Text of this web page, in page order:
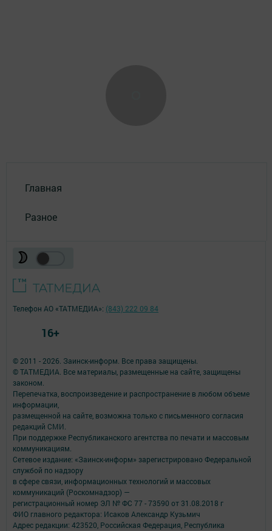
Главная
Разное
© 2011 - 2026. Заинск-информ. Все права защищены.
© ТАТМЕДИА. Все материалы, размещенные на сайте, защищены
законом.
Перепечатка, воспроизведение и распространение в любом объеме
информации,
размещенной на сайте, возможна только с письменного согласия
редакций СМИ.
При поддержке Республиканского агентства по печати и массовым
коммуникациям.
Сетевое издание: «Заинск-информ» зарегистрировано Федеральной
службой по надзору
в сфере связи, информационных технологий и массовых
коммуникаций (Роскомнадзор) —
регистрационный номер ЭЛ № ФС 77 - 73590 от 31.08.2018 г
ФИО главного редактора: Исаков Александр Кузьмич
Адрес редакции: 423520, Российская Федерация, Республика
Телефон АО «ТАТМЕДИА»: (843) 222 09 84
16+